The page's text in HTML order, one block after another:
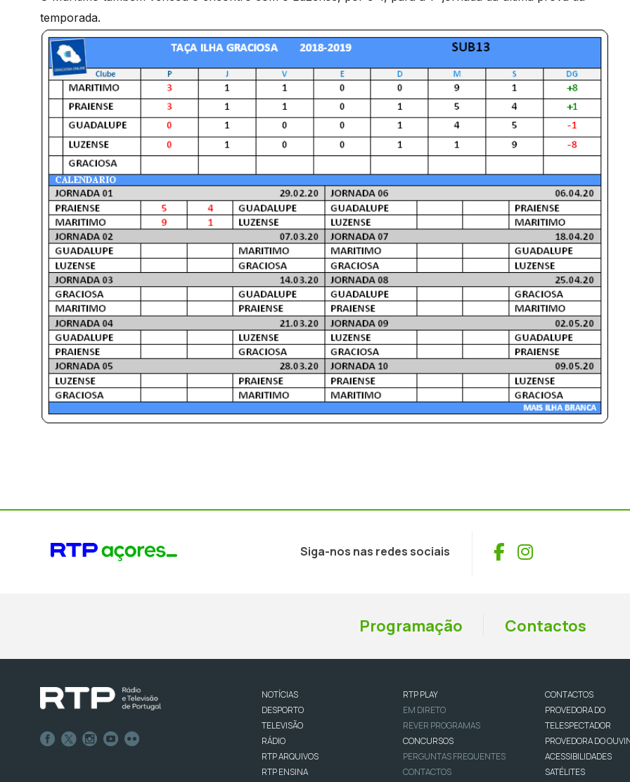
temporada.
Siga-nos nas redes sociais Facebook
Instagram
Programação Contactos
NOTÍCIAS
DESPORTO
TELEVISÃO
RÁDIO
RTP ARQUIVOS
RTP ENSINA
RTP PLAY
EM DIRETO
REVER PROGRAMAS
CONCURSOS
PERGUNTAS FREQUENTES
CONTACTOS
CONTACTOS
PROVEDORA DO
TELESPECTADOR
PROVEDORA DO
ACESSIBILIDADES
SATÉLITES